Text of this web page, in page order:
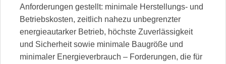
Anforderungen gestellt: minimale Herstellungs- und
Betriebskosten, zeitlich nahezu unbegrenzter
energieautarker Betrieb, höchste Zuverlässigkeit
und Sicherheit sowie minimale Baugröße und
minimaler Energieverbrauch – Forderungen, die für